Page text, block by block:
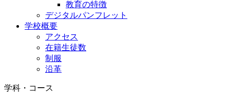
教育の特徴
デジタルパンフレット
学校概要
アクセス
在籍生徒数
制服
沿革
学科・コース